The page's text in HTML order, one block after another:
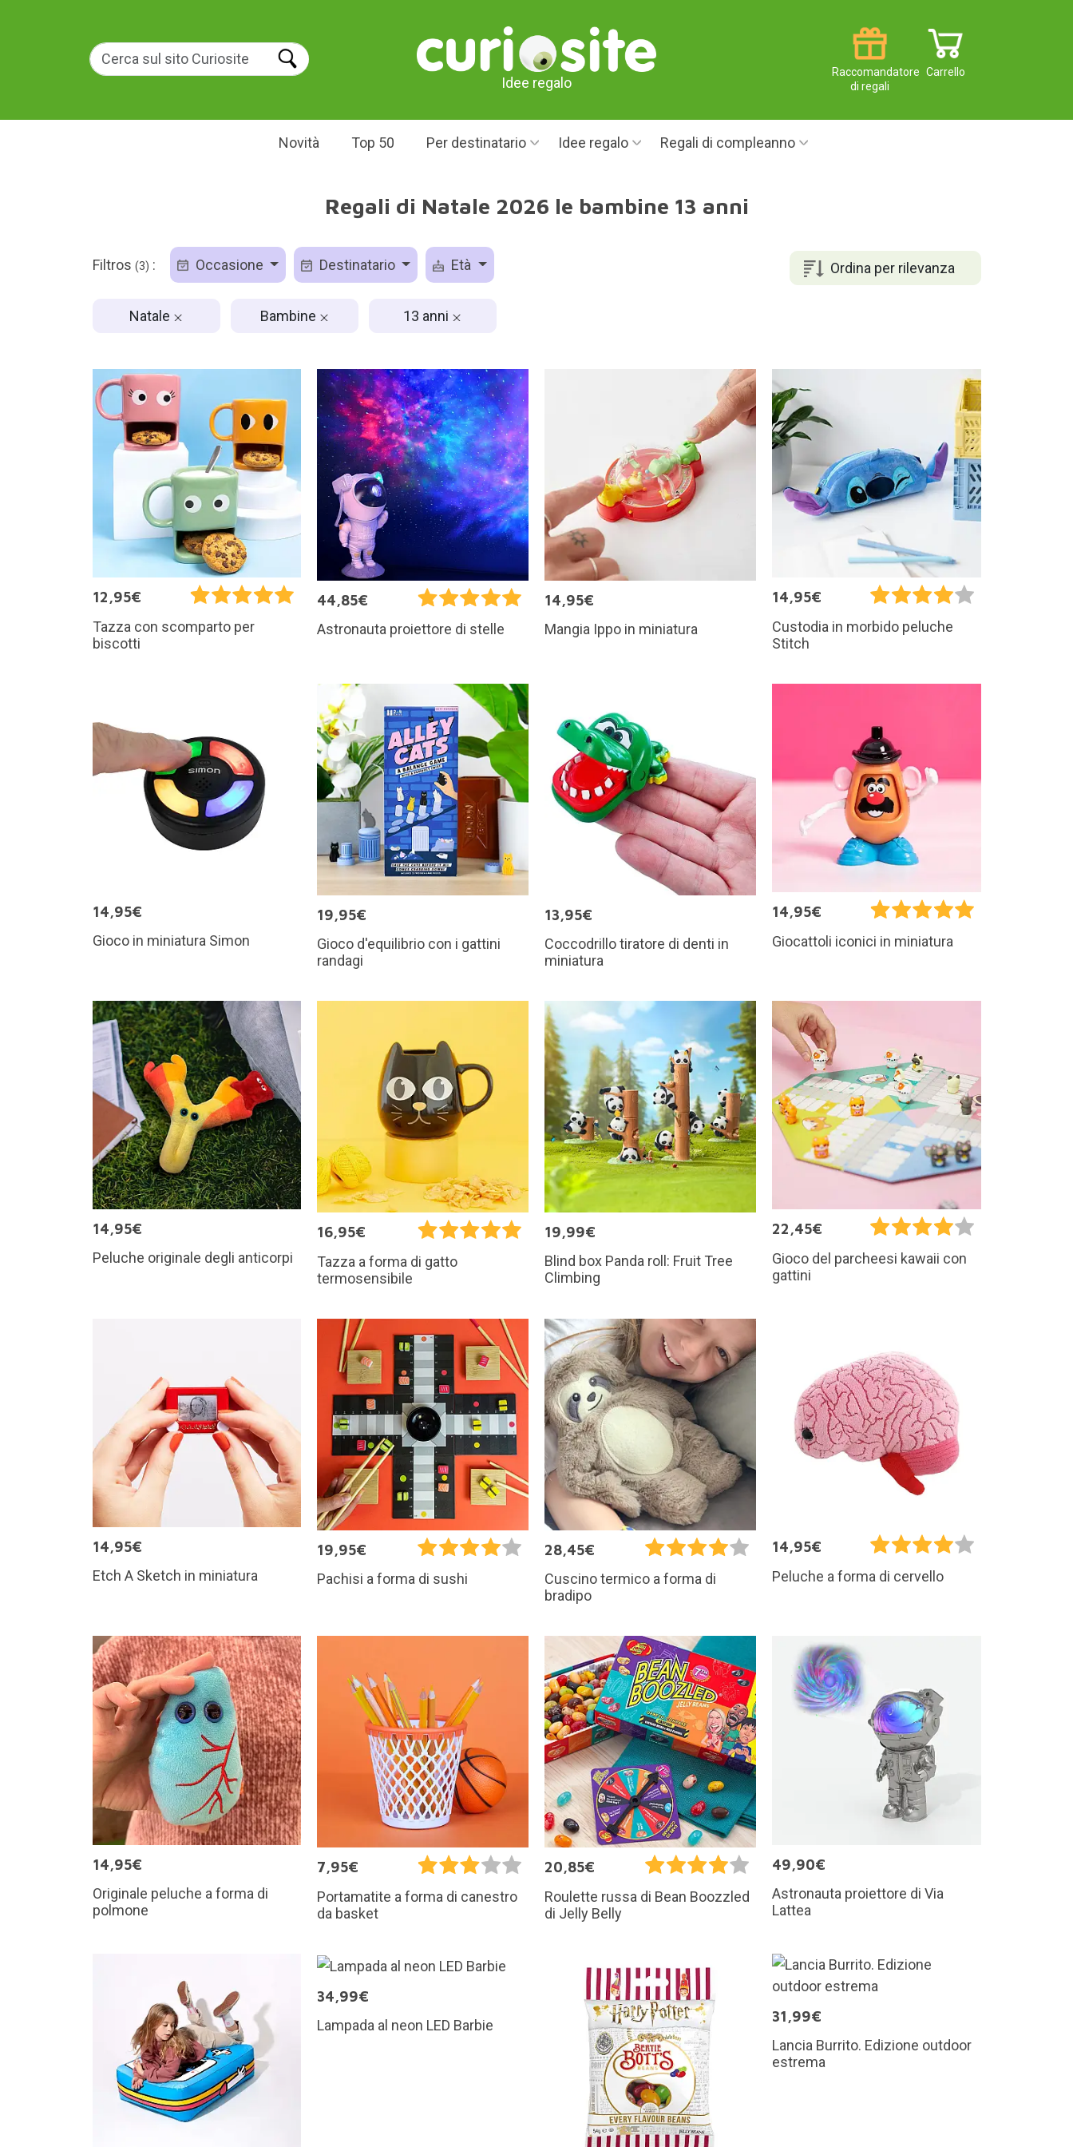
Idee regalo
Carrello
Raccomandatore
di regali
Novità Top 50 Per destinatario Idee regalo Regali di compleanno
Regali di Natale 2026 le bambine 13 anni
Ordina per rilevanza
Filtros (3) : Occasione Destinatario Età
Natale Bambine 13 anni
12,95€
Tazza con scomparto per
biscotti
44,85€
Astronauta proiettore di stelle
14,95€
Mangia Ippo in miniatura
14,95€
Custodia in morbido peluche
Stitch
14,95€
Gioco in miniatura Simon
19,95€
Gioco d'equilibrio con i gattini
randagi
13,95€
Coccodrillo tiratore di denti in
miniatura
14,95€
Giocattoli iconici in miniatura
14,95€
Peluche originale degli anticorpi
16,95€
Tazza a forma di gatto
termosensibile
19,99€
Blind box Panda roll: Fruit Tree
Climbing
22,45€
Gioco del parcheesi kawaii con
gattini
14,95€
Etch A Sketch in miniatura
19,95€
Pachisi a forma di sushi
28,45€
Cuscino termico a forma di
bradipo
14,95€
Peluche a forma di cervello
14,95€
Originale peluche a forma di
polmone
7,95€
Portamatite a forma di canestro
da basket
20,85€
Roulette russa di Bean Boozzled
di Jelly Belly
49,90€
Astronauta proiettore di Via
Lattea
34,99€
Lampada al neon LED Barbie
31,99€
Lancia Burrito. Edizione outdoor
estrema